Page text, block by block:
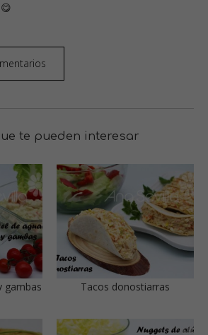
te pueden interesar
gambas Tacos donostiarras